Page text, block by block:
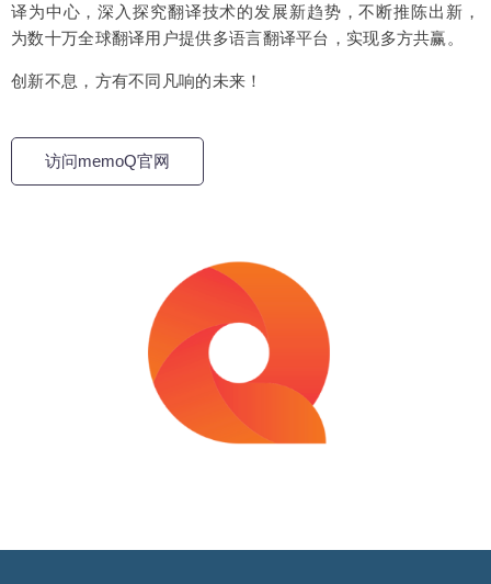
译为中心，深入探究翻译技术的发展新趋势，不断推陈出新，
为数十万全球翻译用户提供多语言翻译平台，实现多方共赢。
创新不息，方有不同凡响的未来！
访问memoQ官网